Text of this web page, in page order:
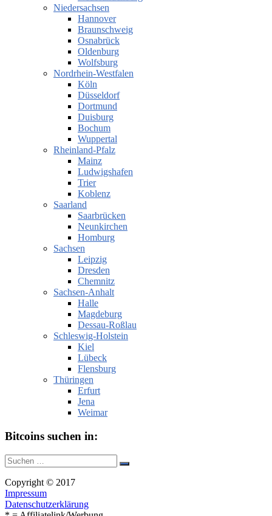
Niedersachsen
Hannover
Braunschweig
Osnabrück
Oldenburg
Wolfsburg
Nordrhein-Westfalen
Köln
Düsseldorf
Dortmund
Duisburg
Bochum
Wuppertal
Rheinland-Pfalz
Mainz
Ludwigshafen
Trier
Koblenz
Saarland
Saarbrücken
Neunkirchen
Homburg
Sachsen
Leipzig
Dresden
Chemnitz
Sachsen-Anhalt
Halle
Magdeburg
Dessau-Roßlau
Schleswig-Holstein
Kiel
Lübeck
Flensburg
Thüringen
Erfurt
Jena
Weimar
Bitcoins suchen in:
Suche
nach:
Suchen
Copyright © 2017
Impressum
Datenschutzerklärung